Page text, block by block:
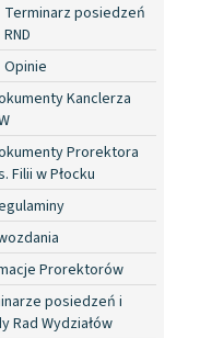
Terminarz posiedzeń
RND
Opinie
Kanclerza
Prorektora
Filii w Płocku
Prorektorów
posiedzeń i
Rad Wydziałów